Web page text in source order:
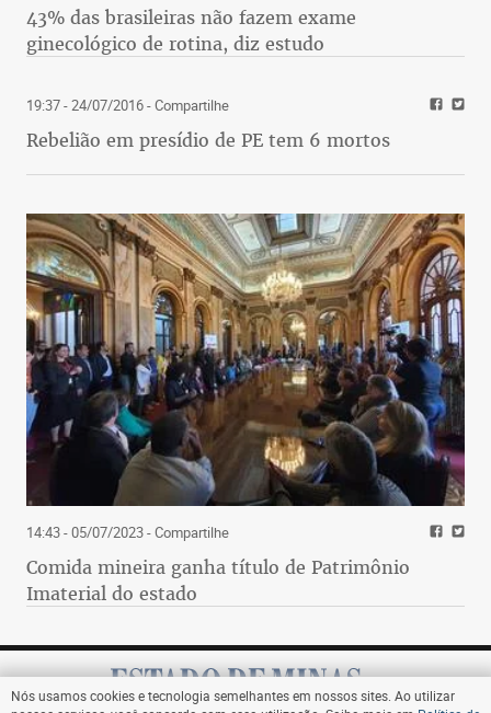
43% das brasileiras não fazem exame
ginecológico de rotina, diz estudo
19:37 - 24/07/2016- Compartilhe
Rebelião em presídio de PE tem 6 mortos
14:43 - 05/07/2023- Compartilhe
Comida mineira ganha título de Patrimônio
Imaterial do estado
Nós usamos cookies e tecnologia semelhantes em nossos sites. Ao utilizar